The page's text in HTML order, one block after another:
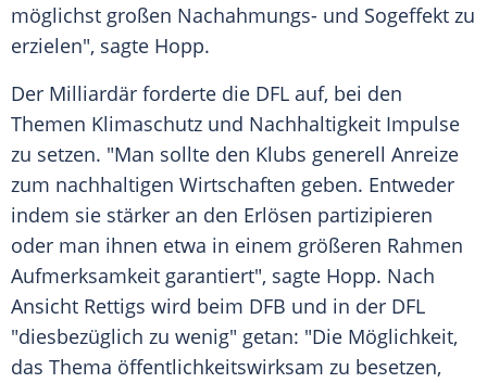
möglichst großen Nachahmungs- und Sogeffekt zu
erzielen", sagte Hopp.
Der Milliardär forderte die DFL auf, bei den
Themen Klimaschutz und Nachhaltigkeit Impulse
zu setzen. "Man sollte den Klubs generell Anreize
zum nachhaltigen Wirtschaften geben. Entweder
indem sie stärker an den Erlösen partizipieren
oder man ihnen etwa in einem größeren Rahmen
Aufmerksamkeit garantiert", sagte Hopp. Nach
Ansicht Rettigs wird beim DFB und in der DFL
"diesbezüglich zu wenig" getan: "Die Möglichkeit,
das Thema öffentlichkeitswirksam zu besetzen,